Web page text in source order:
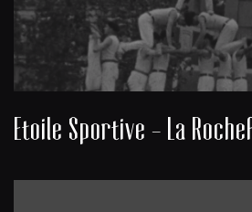
Etoile Sportive - La